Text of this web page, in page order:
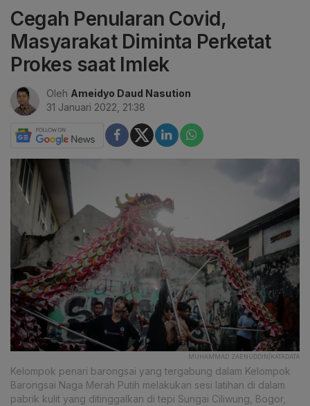
Cegah Penularan Covid,
Masyarakat Diminta Perketat
Prokes saat Imlek
Oleh Ameidyo Daud Nasution
31 Januari 2022, 21:38
MUHAMMAD ZAENUDDIN|KATADATA
Kelompok penari barongsai yang tergabung dalam Kelompok
Barongsai Naga Merah Putih melakukan sesi latihan di dalam
pabrik kulit yang ditinggalkan di tepi Sungai Ciliwung, Bogor,